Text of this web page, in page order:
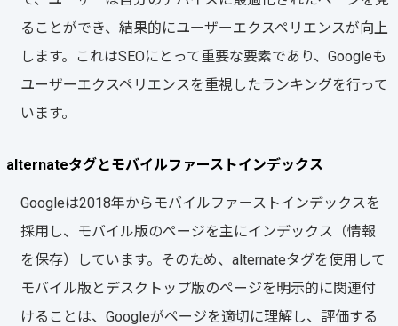
ることができ、結果的にユーザーエクスペリエンスが向上
します。これはSEOにとって重要な要素であり、Googleも
ユーザーエクスペリエンスを重視したランキングを行って
います。
alternateタグとモバイルファーストインデックス
Googleは2018年からモバイルファーストインデックスを
採用し、モバイル版のページを主にインデックス（情報
を保存）しています。そのため、alternateタグを使用して
モバイル版とデスクトップ版のページを明示的に関連付
けることは、Googleがページを適切に理解し、評価する